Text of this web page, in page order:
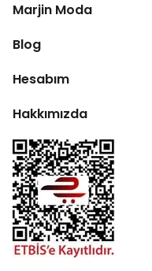
Marjin Moda
Blog
Hesabım
Hakkımızda